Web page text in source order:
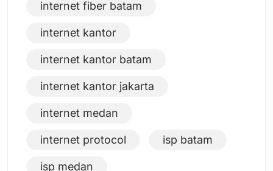
internet fiber batam
internet kantor
internet kantor batam
internet kantor jakarta
internet medan
internet protocol isp batam
isp medan